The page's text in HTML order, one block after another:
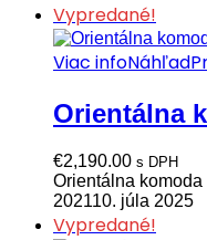
Vypredané!
Viac infoNáhľad
Orientálna
€2,190.00 s DPH
Orientálna komoda
202110. júla 2025
Vypredané!